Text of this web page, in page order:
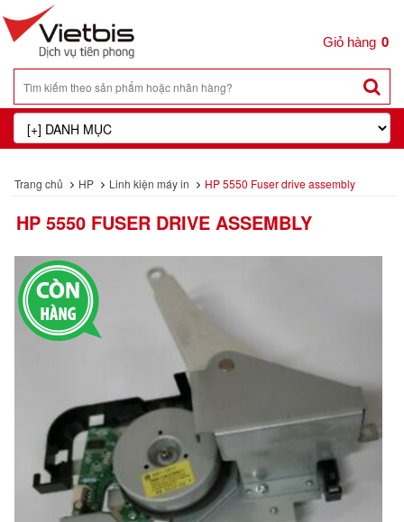
0
Trang chủ HP Linh kiện máy in HP 5550 Fuser drive assembly
HP 5550 FUSER DRIVE ASSEMBLY